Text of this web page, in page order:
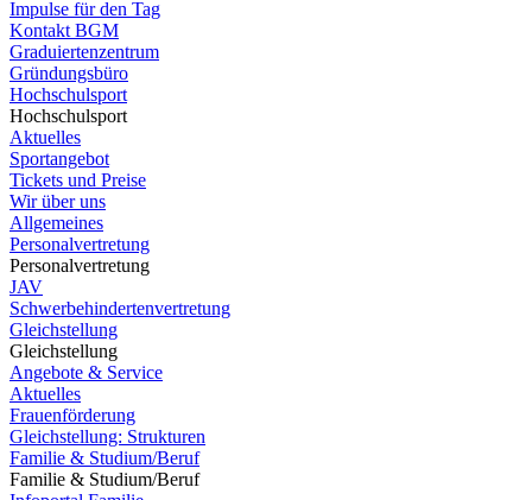
Impulse für den Tag
Kontakt BGM
Graduiertenzentrum
Gründungsbüro
Hochschulsport
Hochschulsport
Aktuelles
Sportangebot
Tickets und Preise
Wir über uns
Allgemeines
Personalvertretung
Personalvertretung
JAV
Schwerbehindertenvertretung
Gleichstellung
Gleichstellung
Angebote & Service
Aktuelles
Frauenförderung
Gleichstellung: Strukturen
Familie & Studium/Beruf
Familie & Studium/Beruf